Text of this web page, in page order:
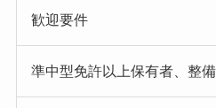
歓迎要件
準中型免許以上保有者、整